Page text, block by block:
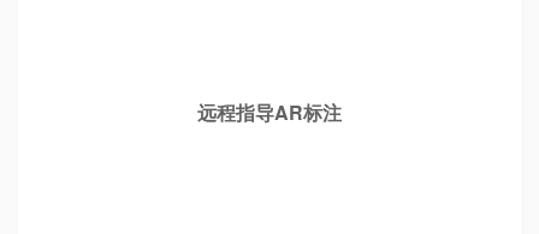
远程指导AR标注